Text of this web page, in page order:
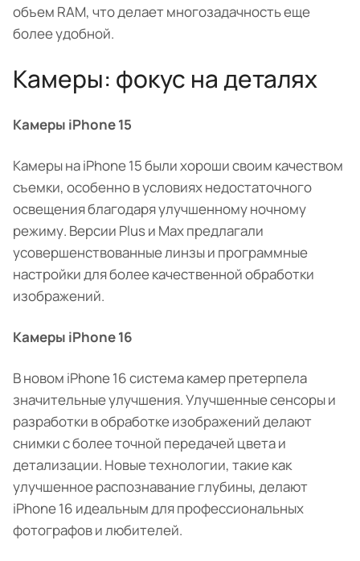
объем RAM, что делает многозадачность еще
более удобной.
Камеры: фокус на деталях
Камеры iPhone 15
Камеры на iPhone 15 были хороши своим качеством
съемки, особенно в условиях недостаточного
освещения благодаря улучшенному ночному
режиму. Версии Plus и Max предлагали
усовершенствованные линзы и программные
настройки для более качественной обработки
изображений.
Камеры iPhone 16
В новом iPhone 16 система камер претерпела
значительные улучшения. Улучшенные сенсоры и
разработки в обработке изображений делают
снимки с более точной передачей цвета и
детализации. Новые технологии, такие как
улучшенное распознавание глубины, делают
iPhone 16 идеальным для профессиональных
фотографов и любителей.